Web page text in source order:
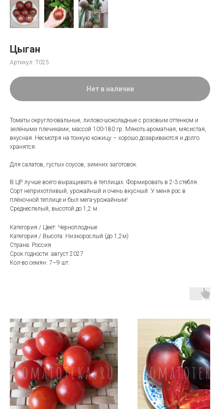
Цыган
Артикул: Т025
Нет в наличии
Томаты округло-овальные, лилово-шоколадные с розовым оттенком и
зелёными плечиками, массой 100-180 гр. Мякоть ароматная, мясистая,
вкусная. Несмотря на тонкую кожицу – хорошо дозариваются и долго
хранятся.
Для салатов, густых соусов, зимних заготовок.
В ЦР лучше всего выращивать в теплицах. Формировать в 2-3 стебля.
Сорт неприхотливый, урожайный и очень вкусный. У меня рос в
плёночной теплице и был мега-урожайным!
Среднеспелый, высотой до 1,2 м.
Категория / Цвет: Черноплодные
Категория / Высота: Hизкорослый (до 1,2м)
Страна: Россия
Срок годности: август 2027
Кол-во семян: 7–9 шт.